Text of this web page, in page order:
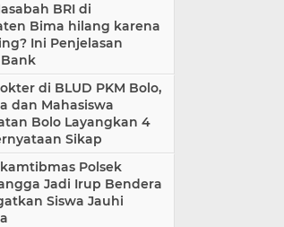
BRI di
Bima hilang karena
Ini Penjelasan
di BLUD PKM Bolo,
dan Mahasiswa
Bolo Layangkan 4
Sikap
Polsek
Jadi Irup Bendera
Siswa Jauhi